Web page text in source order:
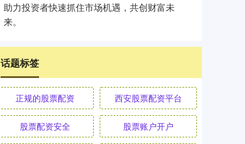
助力投资者快速抓住市场机遇，共创财富未
来。
话题标签
正规的股票配资 西安股票配资平台
股票配资安全 股票账户开户